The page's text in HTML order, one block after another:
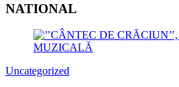
NATIONAL
Uncategorized